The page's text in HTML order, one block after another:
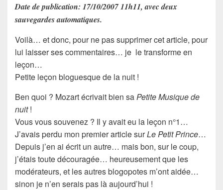
Date de publication: 17/10/2007 11h11, avec deux
sauvegardes automatiques.
Voilà… et donc, pour ne pas supprimer cet article, pour
lui laisser sescommentaires… je le transforme en
leçon…
Petite leçon bloguesque de la nuit !
Ben quoi ? Mozartécrivait bien sa Petite Musique de
nuit!
Vous vous souvenez ? Il y avait eu la leçon n°1…
J’avais perdu mon premier article surLe Petit Prince…
Depuis j’en ai écrit un autre… mais bon, sur le coup,
j’étais toute découragée… heureusement que les
modérateurs, et les autres blogopotes m’ont aidée…
sinon je n’en serais pas là aujourd’hui !